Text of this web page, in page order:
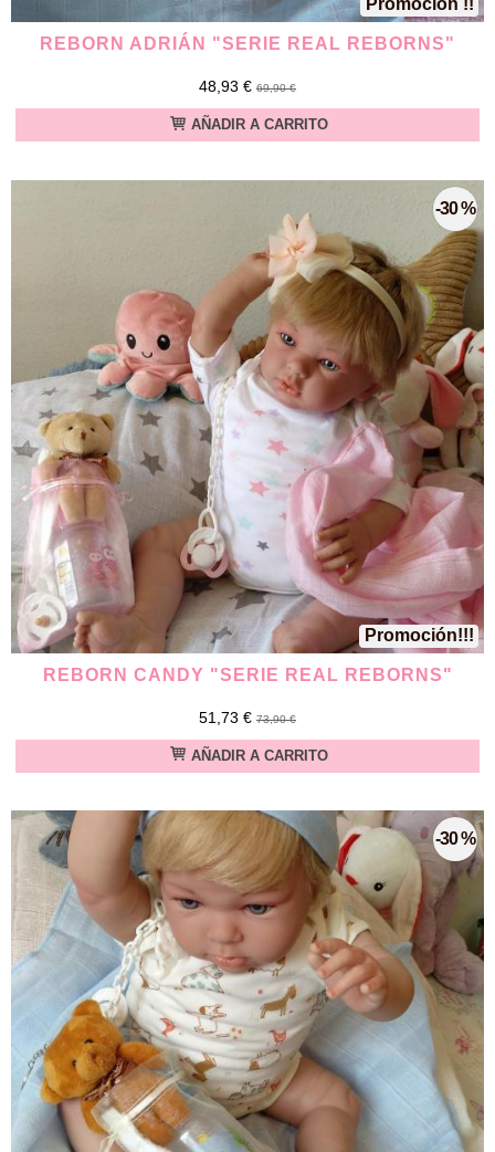
Promoción !!
REBORN ADRIÁN "SERIE REAL REBORNS"
48,93 € 69,90 €
AÑADIR A CARRITO
Promoción!!!
-30 %
REBORN CANDY "SERIE REAL REBORNS"
51,73 € 73,90 €
AÑADIR A CARRITO
-30 %